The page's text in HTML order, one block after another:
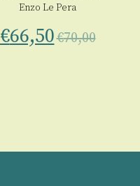
Enzo Le Pera
€66,50€70,00